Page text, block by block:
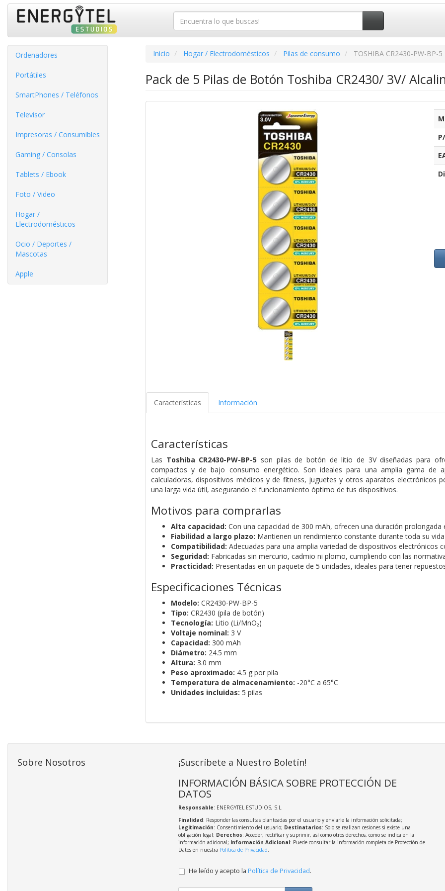
Ordenadores
Portátiles
SmartPhones / Teléfonos
Televisor
Impresoras / Consumibles
Gaming / Consolas
Tablets / Ebook
Foto / Video
Hogar /
Electrodomésticos
Ocio / Deportes /
Mascotas
Apple
Inicio Hogar / Electrodomésticos Pilas de consumo TOSHIBA CR2430-PW-BP-5
Pack de 5 Pilas de Botón Toshiba CR2430/ 3V/
Características Información
Características
Las Toshiba CR2430-PW-BP-5 son pilas de botón de litio de 3V diseñadas para
compactos y de bajo consumo energético. Son ideales para una amplia gama de
calculadoras, dispositivos médicos y de fitness, juguetes y otros aparatos electrónicos
una larga vida útil, asegurando el funcionamiento óptimo de tus dispositivos.
Motivos para comprarlas
Alta capacidad: Con una capacidad de 300 mAh, ofrecen una duración
Fiabilidad a largo plazo: Mantienen un rendimiento constante durante toda su
Compatibilidad: Adecuadas para una amplia variedad de dispositivos electrónicos
Seguridad: Fabricadas sin mercurio, cadmio ni plomo, cumpliendo con las
Practicidad: Presentadas en un paquete de 5 unidades, ideales para tener
Especificaciones Técnicas
Modelo: CR2430-PW-BP-5
Tipo: CR2430 (pila de botón)
Tecnología: Litio (Li/MnO₂)
Voltaje nominal: 3 V
Capacidad: 300 mAh
Diámetro: 24.5 mm
Altura: 3.0 mm
Peso aproximado: 4.5 g por pila
Temperatura de almacenamiento: -20°C a 65°C
Unidades incluidas: 5 pilas
Sobre Nosotros ¡Suscríbete a Nuestro Boletín!
INFORMACIÓN BÁSICA SOBRE PROTECCIÓN DE
DATOS
Responsable: ENERGYTEL ESTUDIOS, S.L.
Finalidad: Responder las consultas planteadas por el usuario y enviarle la información solicitada;
Legitimación: Consentimiento del usuario; Destinatarios: Solo se realizan cesiones si existe una
obligación legal; Derechos: Acceder, rectificar y suprimir, así como otros derechos, como se indica en la
información adicional; Información Adicional: Puede consultar la información completa de Protección de
Datos en nuestra Política de Privacidad.
He leído y acepto la Política de Privacidad.